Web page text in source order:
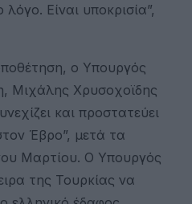
Είναι υποκρισία”,
ο Υπουργός
Μιχάλης Χρυσοχοϊδης
και προστατεύει
Έβρο”, μετά τα
Μαρτίου. Ο Υπουργός
της Τουρκίας να